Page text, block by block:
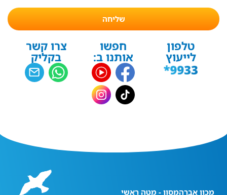
שליחה
טלפון
לייעוץ
חפשו
אותנו ב:
צרו קשר
בקליק
מכון אברהמסון - מטה ראשי